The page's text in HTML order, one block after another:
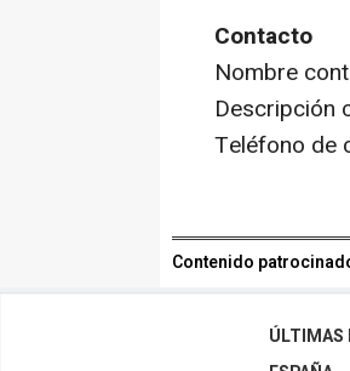
Contacto
Nombre
Descripción
Teléfono de
Contenido
ÚLTIMAS